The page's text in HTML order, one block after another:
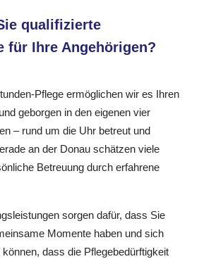
qualifizierte
für Ihre Angehörigen?
Pflege ermöglichen wir es Ihren
geborgen in den eigenen vier
– rund um die Uhr betreut und
an der Donau schätzen viele
Betreuung durch erfahrene
sorgen dafür, dass Sie
Momente haben und sich
dass die Pflegebedürftigkeit